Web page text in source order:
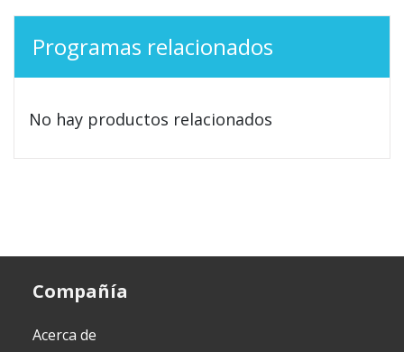
Programas relacionados
No hay productos relacionados
Compañía
Acerca de